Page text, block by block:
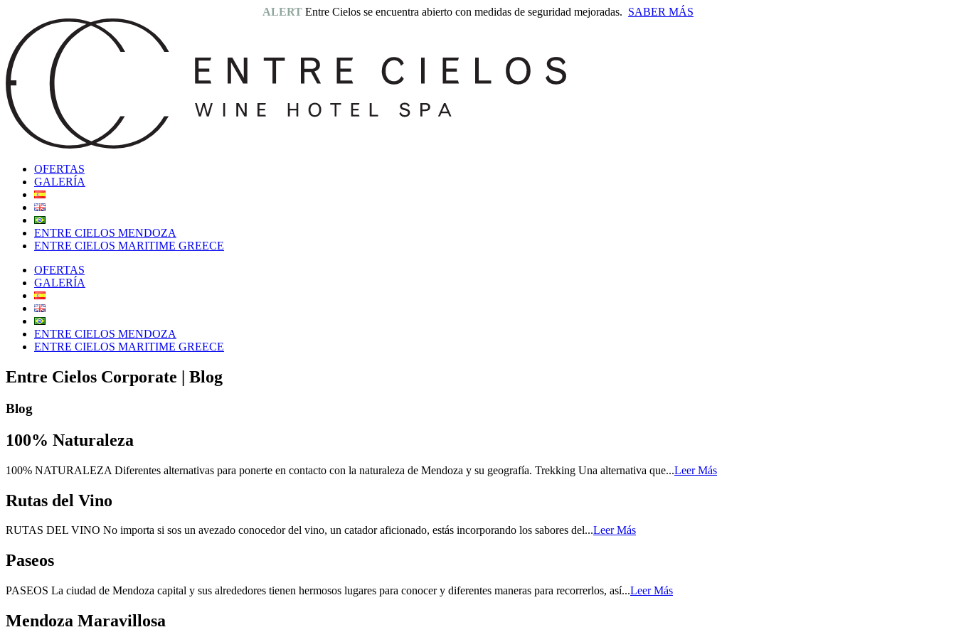
ALERT Entre Cielos se encuentra abierto con medidas de seguridad mejoradas. SABER MÁS
OFERTAS
GALERÍA
ENTRE CIELOS MENDOZA
ENTRE CIELOS MARITIME GREECE
OFERTAS
GALERÍA
ENTRE CIELOS MENDOZA
ENTRE CIELOS MARITIME GREECE
Entre Cielos Corporate | Blog
Blog
100% Naturaleza
100% NATURALEZA Diferentes alternativas para ponerte en contacto con la naturaleza de Mendoza y su geografía. Trekking Una alternativa que...Leer Más
Rutas del Vino
RUTAS DEL VINO No importa si sos un avezado conocedor del vino, un catador aficionado, estás incorporando los sabores del...Leer Más
Paseos
PASEOS La ciudad de Mendoza capital y sus alrededores tienen hermosos lugares para conocer y diferentes maneras para recorrerlos, así...Leer Más
Mendoza Maravillosa